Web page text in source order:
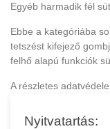
Egyéb harmadik fél
Ebbe a kategóriába
tetszést kifejező
felhő alapú funkciók
A részletes
Nyitvatartás: